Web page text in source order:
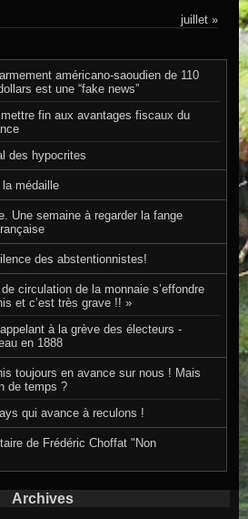
juillet »
américano-saoudien de 110
est une “fake news”
fin aux avantages fiscaux du
des hypocrites
la médaille
Une semaine à regarder la fange
des abstentionnistes!
circulation de la monnaie s’effondre
et c’est très grave !! »
à la grève des électeurs -
en 1888
toujours en avance sur nous ! Mais
de temps ?
qui avance à reculons !
de Frédéric Choffat "Non
Archives